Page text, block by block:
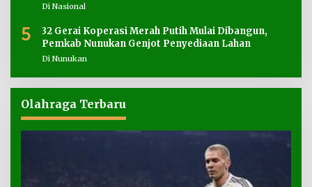
Di Nasional
5
32 Gerai Koperasi Merah Putih Mulai Dibangun,
Pemkab Nunukan Genjot Penyediaan Lahan
Di Nunukan
Olahraga Terbaru